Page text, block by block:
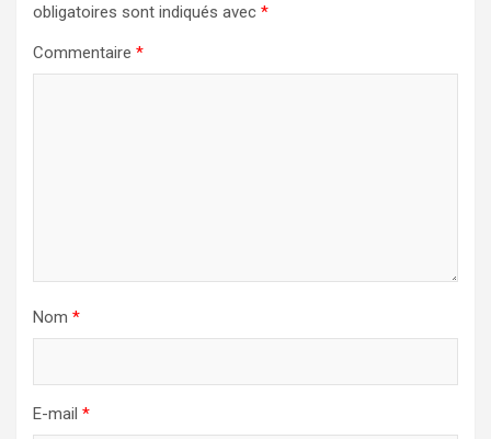
obligatoires sont indiqués avec *
Commentaire *
Nom *
E-mail *